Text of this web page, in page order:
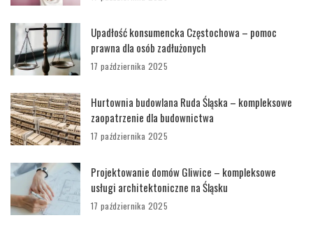
Upadłość konsumencka Częstochowa – pomoc
prawna dla osób zadłużonych
17 października 2025
Hurtownia budowlana Ruda Śląska – kompleksowe
zaopatrzenie dla budownictwa
17 października 2025
Projektowanie domów Gliwice – kompleksowe
usługi architektoniczne na Śląsku
17 października 2025